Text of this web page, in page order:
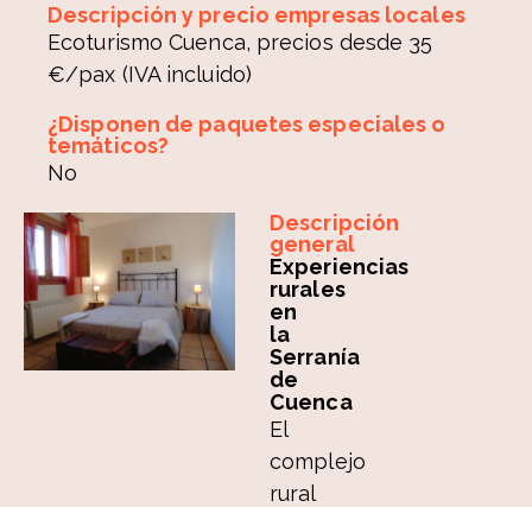
Descripción y precio empresas locales
Ecoturismo Cuenca, precios desde 35
€/pax (IVA incluido)
¿Disponen de paquetes especiales o
temáticos?
No
Descripción
general
Experiencias
rurales
en
la
Serranía
de
Cuenca
El
complejo
rural